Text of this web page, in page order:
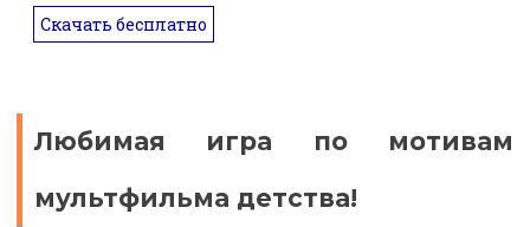
Скачать бесплатно
Любимая игра по мотивам
мультфильма детства!